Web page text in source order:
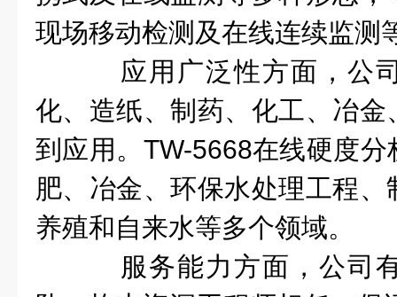
现场移动检测及在线连续监测
应用广泛性方面，公
化、造纸、制药、化工、冶
到应用。TW-5668在线硬度
肥、冶金、环保水处理工程
养殖和自来水等多个领域。
服务能力方面，公司